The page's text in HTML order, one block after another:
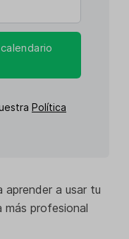
Política
aprender a usar tu
más profesional